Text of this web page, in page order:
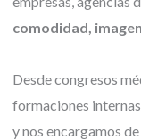
comodidad,
Desde congresos
formaciones
y nos encargamos